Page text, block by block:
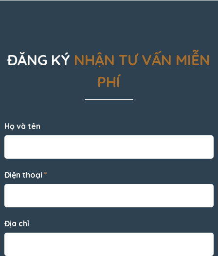
ĐĂNG KÝ NHẬN TƯ VẤN MIỄN
PHÍ
Họ và tên
Điện thoại *
Địa chỉ